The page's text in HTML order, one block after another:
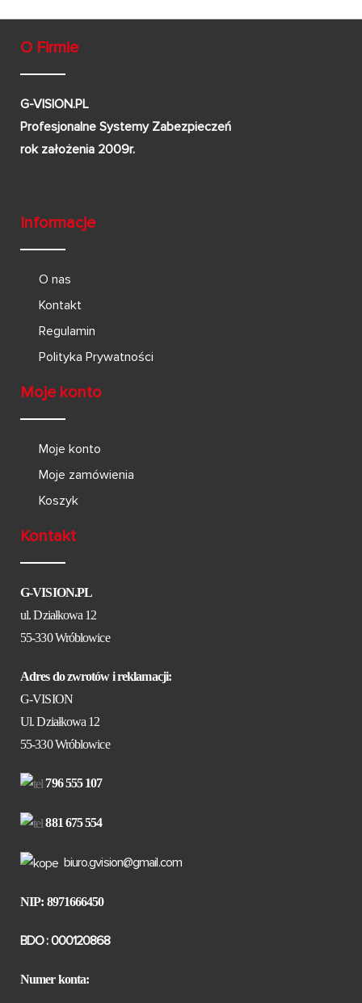
O Firmie
G-VISION.PL
Profesjonalne Systemy Zabezpieczeń
rok założenia 2009r.
Informacje
O nas
Kontakt
Regulamin
Polityka Prywatności
Moje konto
Moje konto
Moje zamówienia
Koszyk
Kontakt
G-VISION.PL
ul. Działkowa 12
55-330 Wróblowice
Adres do zwrotów i reklamacji:
G-VISION
Ul. Działkowa 12
55-330 Wróblowice
796 555 107
881 675 554
biuro.gvision@gmail.com
NIP: 8971666450
BDO : 000120868
Numer konta: